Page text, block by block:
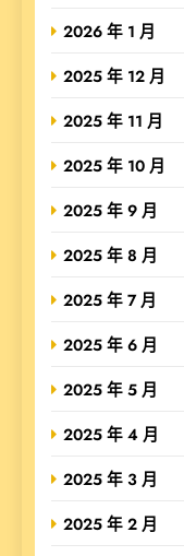
2026 年 1 月
2025 年 12 月
2025 年 11 月
2025 年 10 月
2025 年 9 月
2025 年 8 月
2025 年 7 月
2025 年 6 月
2025 年 5 月
2025 年 4 月
2025 年 3 月
2025 年 2 月